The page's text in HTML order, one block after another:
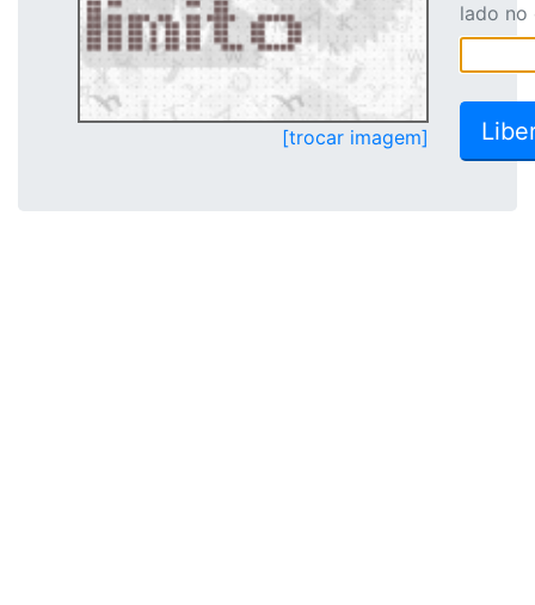
[trocar imagem]
lado no